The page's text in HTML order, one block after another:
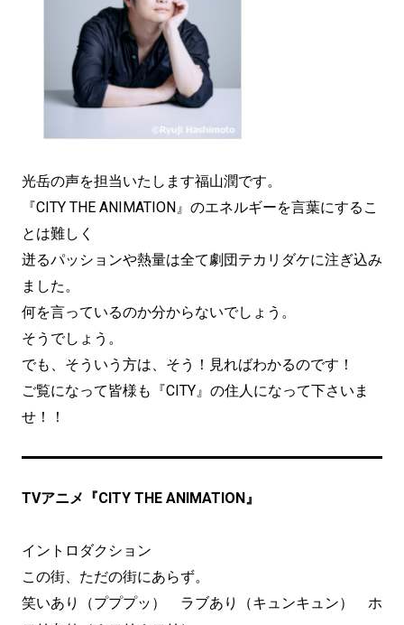
光岳の声を担当いたします福山潤です。
『CITY THE ANIMATION』のエネルギーを言葉にするこ
とは難しく
迸るパッションや熱量は全て劇団テカリダケに注ぎ込み
ました。
何を言っているのか分からないでしょう。
そうでしょう。
でも、そういう方は、そう！見ればわかるのです！
ご覧になって皆様も『CITY』の住人になって下さいま
せ！！
TVアニメ『CITY THE ANIMATION』
イントロダクション
この街、ただの街にあらず。
笑いあり（プププッ） ラブあり（キュンキュン） ホ